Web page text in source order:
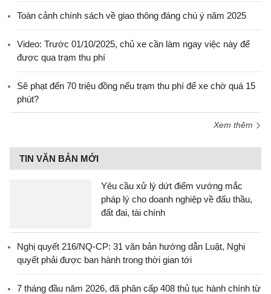
Toàn cảnh chính sách về giao thông đáng chú ý năm 2025
Video: Trước 01/10/2025, chủ xe cần làm ngay việc này để
được qua trạm thu phí
Sẽ phạt đến 70 triệu đồng nếu trạm thu phí để xe chờ quá 15
phút?
Xem thêm
TIN VĂN BẢN MỚI
Yêu cầu xử lý dứt điểm vướng mắc
pháp lý cho doanh nghiệp về đấu thầu,
đất đai, tài chính
Nghị quyết 216/NQ-CP: 31 văn bản hướng dẫn Luật, Nghị
quyết phải được ban hành trong thời gian tới
7 tháng đầu năm 2026, đã phân cấp 408 thủ tục hành chính từ